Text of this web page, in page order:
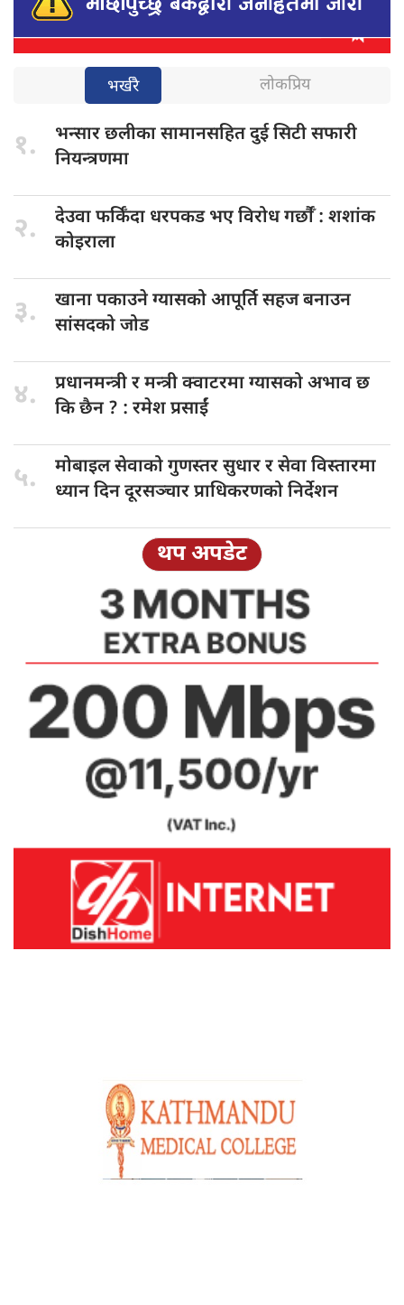
भर्खरै लोकप्रिय
१. भन्सार छलीकासामानसहित दुई सिटी सफारी
नियन्त्रणमा
२. देउवा फर्किँदा धरपकड भए विरोध गर्छौँं : शशांक
कोइराला
३. खाना पकाउनेग्यासको आपूर्ति सहज बनाउन
सांसदको जोड
४. प्रधानमन्त्री रमन्त्री क्वाटरमा ग्यासको अभाव छ
कि छैन ? : रमेश प्रसाईं
५. मोबाइल सेवाकोगुणस्तर सुधार र सेवा विस्तारमा
ध्यान दिन दूरसञ्चार प्राधिकरणको निर्देशन
थप अपडेट